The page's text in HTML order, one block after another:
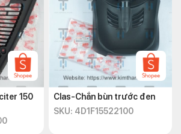
2NDF842M00P7 185.000
2NDF842M00P3 185.000
150
Clas-Chắn bùn trước đen
SKU: 4D1F15522100